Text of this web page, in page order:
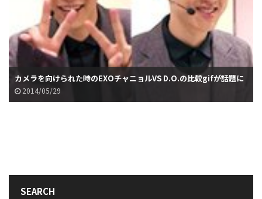
カメラを向けられた時のEXOチャニョルVS D.O.の比較gifが話題に
2014/05/29
SEARCH